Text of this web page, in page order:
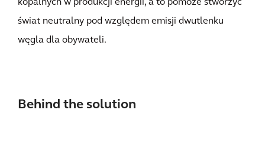
kopalnych w produkcji energii, a to pomoże stworzyć
świat neutralny pod względem emisji dwutlenku
węgla dla obywateli.
Behind the solution